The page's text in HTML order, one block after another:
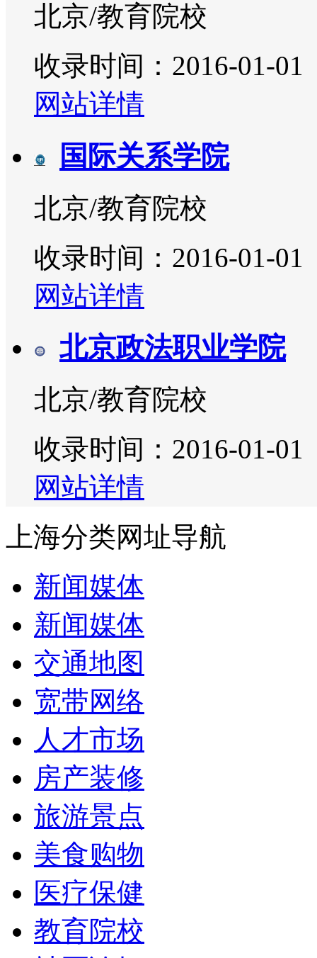
北京/教育院校
收录时间：2016-01-01
网站详情
国际关系学院
北京/教育院校
收录时间：2016-01-01
网站详情
北京政法职业学院
北京/教育院校
收录时间：2016-01-01
网站详情
上海分类网址导航
新闻媒体
新闻媒体
交通地图
宽带网络
人才市场
房产装修
旅游景点
美食购物
医疗保健
教育院校